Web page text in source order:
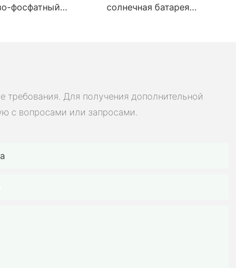
фосфатный
высокая
батарей,
батарей
солнечная батарея
требования. Для получения дополнительной
с вопросами или запросами.